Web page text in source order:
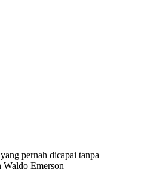
pernah dicapai tanpa
Waldo Emerson